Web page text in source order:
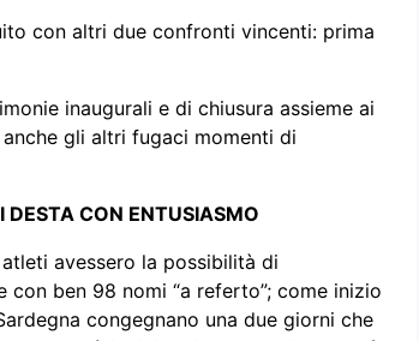
con altri due confronti vincenti: prima
inaugurali e di chiusura assieme ai
gli altri fugaci momenti di
DESTA CON ENTUSIASMO
avessero la possibilità di
con ben 98 nomi “a referto”; come inizio
congegnano una due giorni che